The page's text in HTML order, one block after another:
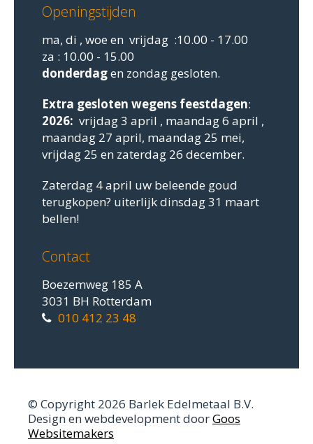
Openingstijden
ma, di , woe en vrijdag :10.00 - 17.00
za : 10.00 - 15.00
donderdagen zondag gesloten.
Extra gesloten wegens feestdagen:
2026: vrijdag 3 april , maandag 6 april ,
maandag 27 april, maandag 25 mei,
vrijdag 25 en zaterdag 26 december.
Zaterdag 4 april uw beleende goud
terugkopen? uiterlijk dinsdag 31 maart
bellen!
Contact
Boezemweg 185 A
3031 BH Rotterdam
010 412 23 48
© Copyright 2026 Barlek Edelmetaal B.V.
Design en webdevelopment doorGoos
Websitemakers